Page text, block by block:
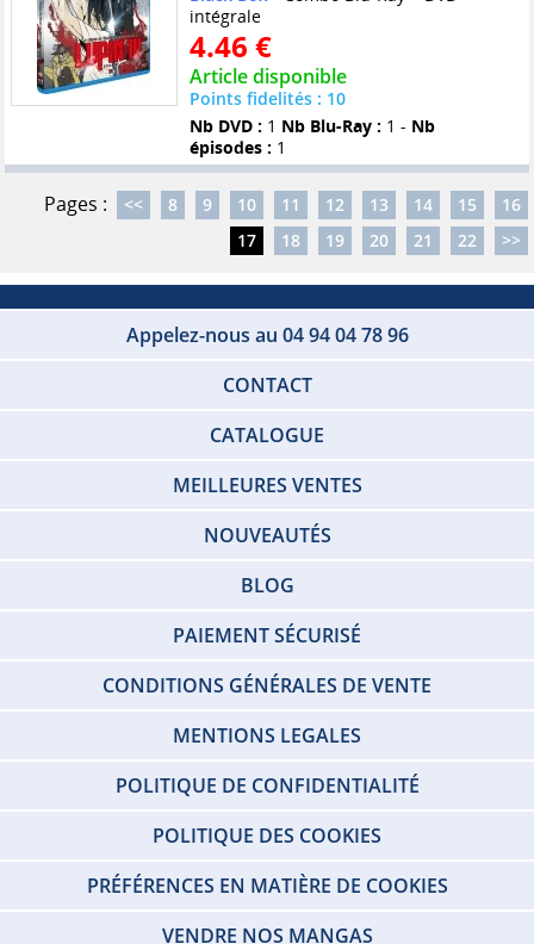
intégrale
4.46 €
Article disponible
Points fidelités : 10
Nb DVD : 1 Nb Blu-Ray : 1 - Nb
épisodes : 1
Pages : << 8 9 10 11 12 13 14 15
16
17
18 19 20 21 22 >>
Appelez-nous au 04 94 04 78 96
CONTACT
CATALOGUE
MEILLEURES VENTES
NOUVEAUTÉS
BLOG
PAIEMENT SÉCURISÉ
CONDITIONS GÉNÉRALES DE VENTE
MENTIONS LEGALES
POLITIQUE DE CONFIDENTIALITÉ
POLITIQUE DES COOKIES
PRÉFÉRENCES EN MATIÈRE DE COOKIES
VENDRE NOS MANGAS